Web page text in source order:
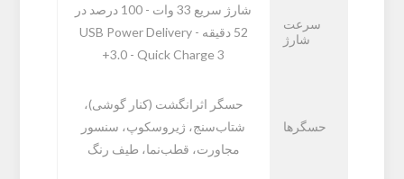
سرعت
شارژ
شارژ سریع 33 وات - 100 درصد در
52 دقیقه - USB Power Delivery
3.0 - Quick Charge 3+
حسگرها
حسگر اثرانگشت (کنار گوشی)،
شتاب‌سنج، ژیروسکوپ، سنسور
مجاورت، قطب‌نما، طیف رنگ